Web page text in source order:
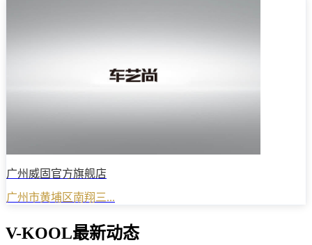
广州威固官方旗舰店
广州市黄埔区南翔三...
V-KOOL最新动态